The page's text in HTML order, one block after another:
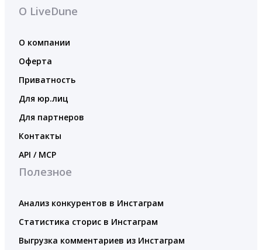
О LiveDune
О компании
Оферта
Приватность
Для юр.лиц
Для партнеров
Контакты
API / MCP
Полезное
Анализ конкурентов в Инстаграм
Статистика сторис в Инстаграм
Выгрузка комментариев из Инстаграм